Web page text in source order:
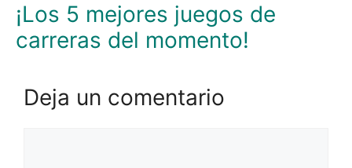
¡Los 5 mejores juegos de
carreras del momento!
Deja un comentario